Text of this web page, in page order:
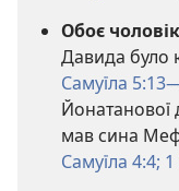
Обоє
Давида було
Самуїла
Йонатанової
мав сина
Самуїла 4:4;